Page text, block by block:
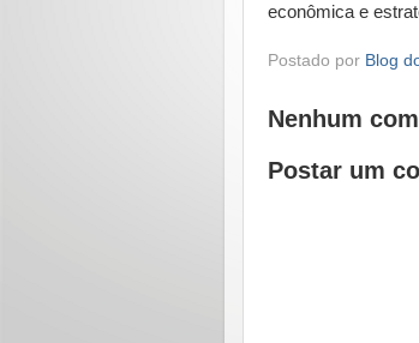
econômica e
Postado por Blog
Nenhum
Postar um